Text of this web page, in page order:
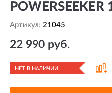
POWERSEEKER
Артикул: 21045
22 990 руб.
НЕТ В НАЛИЧИИ